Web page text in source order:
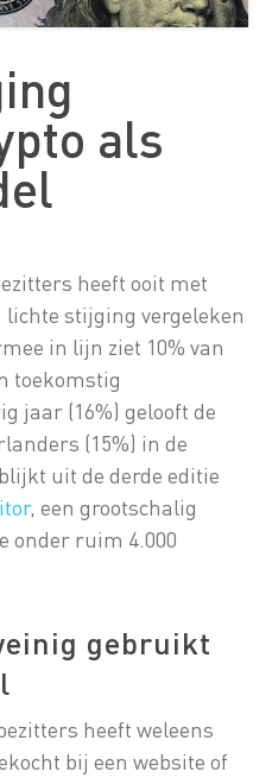
als
heeft ooit met
lichte stijging vergeleken
in lijn ziet 10% van
toekomstig
jaar (16%) gelooft de
(15%) in de
uit de derde editie
, een grootschalig
onder ruim 4.000
heeft weleens
bij een website of